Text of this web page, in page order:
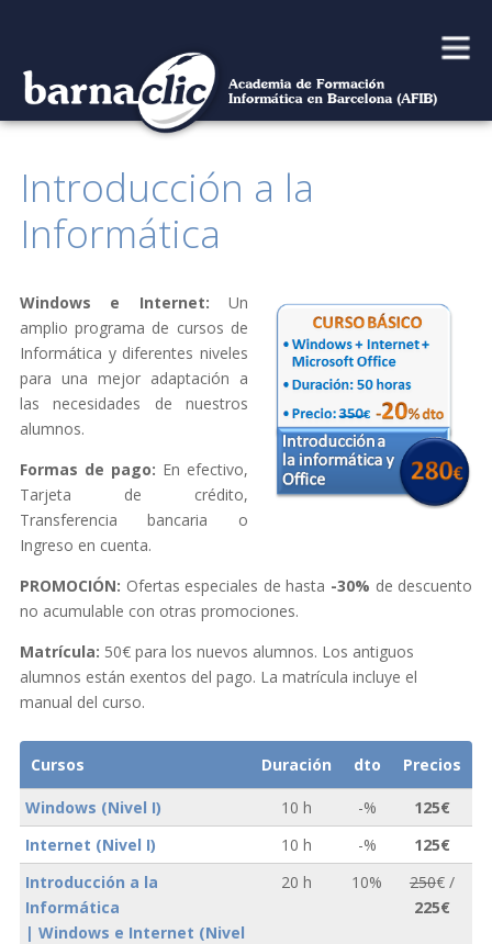
menu
content
Introducción a la
Informática
Windows e Internet: Un
amplio programa de cursos de
Informática y diferentes niveles
para una mejor adaptación a
las necesidades de nuestros
alumnos.
Formas de pago: En efectivo,
Tarjeta de crédito,
Transferencia bancaria o
Ingreso en cuenta.
PROMOCIÓN: Ofertas especiales de hasta -30% de descuento
no acumulable con otras promociones.
Matrícula: 50€ para los nuevos alumnos. Los antiguos
alumnos están exentos del pago. La matrícula incluye el
manual del curso.
Cursos Duración dto Precios
Windows (Nivel I) 10 h -%
125€
Internet (Nivel I)
10 h -%
125€
Introducción a la
Informática
| Windows e Internet (Nivel
20 h 10% 250€ /
225€